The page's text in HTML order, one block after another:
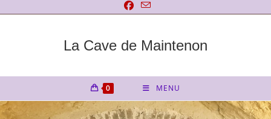
La Cave de Maintenon
0 MENU